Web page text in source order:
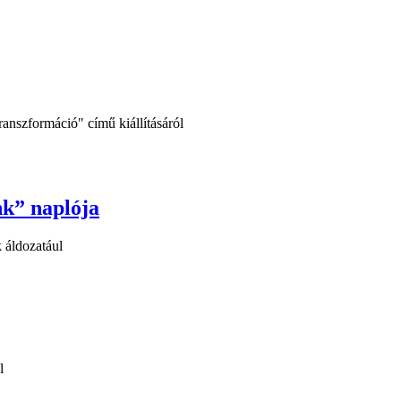
című kiállításáról
naplója
áldozatául